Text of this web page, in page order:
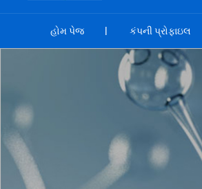
હોમ પેજ કંપની પ્રોફાઇલ